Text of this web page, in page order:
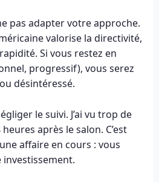
pas adapter votre approche.
valorise la directivité,
Si vous restez en
progressif), vous serez
désintéressé.
le suivi. J’ai vu trop de
après le salon. C’est
affaire en cours : vous